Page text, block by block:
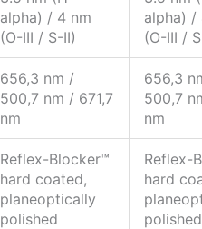
alpha) / 4 nm
(O-III / S-II)
alpha) /
(O-III /
656,3 nm /
500,7 nm / 671,7
nm
656,3
500,7
nm
Reflex-Blocker™
hard coated,
planeoptically
polished
Reflex-
hard
polished